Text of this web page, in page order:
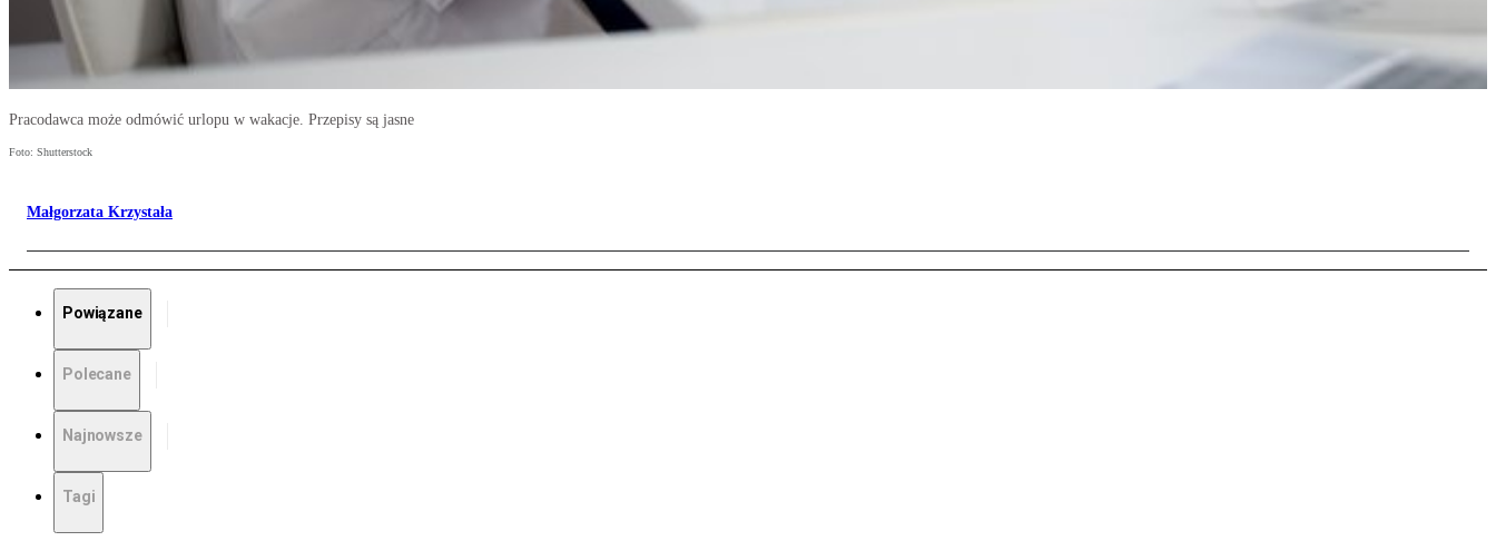
Pracodawca może odmówić urlopu w wakacje. Przepisy są jasne
Foto: Shutterstock
Małgorzata Krzystała
Powiązane
Polecane
Najnowsze
Tagi